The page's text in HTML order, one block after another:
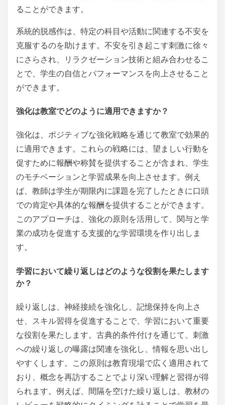
ることができます。
系統的脱感作は、特定の科目や活動に関連する不安を
克服するのを助けます。不安を引き起こす刺激に徐々
にさらされ、リラクゼーション技術と組み合わせるこ
とで、学生の自信とパフォーマンスを向上させること
ができます。
強化は教室でどのように適用できますか？
強化は、ポジティブな強化戦略を通じて教室で効果的
に適用できます。これらの戦略には、望ましい行動を
促すために報酬や称賛を提供することが含まれ、学生
のモチベーションと学習成果を向上させます。例え
ば、教師は学生が期限内に課題を完了したときに口頭
での肯定や具体的な報酬を提供することができます。
このアプローチは、強化の原則を活用して、関与と学
業の成功を促進する支援的な学習環境を作り出しま
す。
学習において繰り返しはどのような役割を果たします
か？
繰り返しは、神経接続を強化し、記憶保持を向上さ
せ、スキル習得を促進することで、学習において重要
な役割を果たします。古典的条件付けを通じて、刺激
への繰り返しの曝露は関連を強化し、情報を思い出し
やすくします。この原則は教育現場で広く適用されて
おり、概念を再訪することでより深い理解と習得が得
られます。例えば、間隔を空けた繰り返しは、教材の